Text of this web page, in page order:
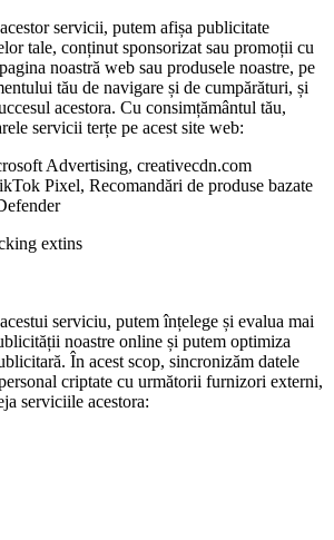
servicii, putem afișa publicitate
tale, conținut sponsorizat sau promoții cu
noastră web sau produsele noastre, pe
tău de navigare și de cumpărături, și
acestora. Cu consimțământul tău,
servicii terțe pe acest site web:
Advertising, creativecdn.com
Pixel, Recomandări de produse bazate
extins
serviciu, putem înțelege și evalua mai
noastre online și putem optimiza
În acest scop, sincronizăm datele
criptate cu următorii furnizori externi,
serviciile acestora: